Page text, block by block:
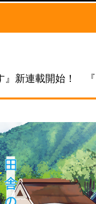
』新連載開始！